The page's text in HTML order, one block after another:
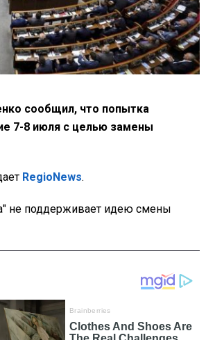
сообщил, что попытка
7-8 июля с целью замены
RegioNews.
не поддерживает идею смены